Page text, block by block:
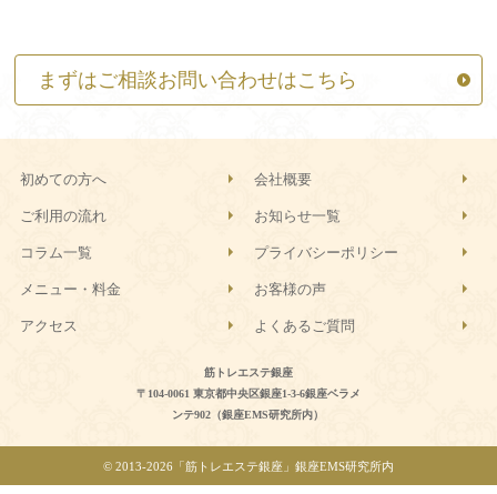
まずはご相談お問い合わせはこちら
筋トレエステ銀座
〒104-0061 東京都中央区銀座1-3-6銀座ベラメ
ンテ902（銀座EMS研究所内）
初めての方へ 会社概要
ご利用の流れ お知らせ一覧
コラム一覧 プライバシーポリシー
メニュー・料金 お客様の声
アクセス よくあるご質問
© 2013-2026「筋トレエステ銀座」銀座EMS研究所内